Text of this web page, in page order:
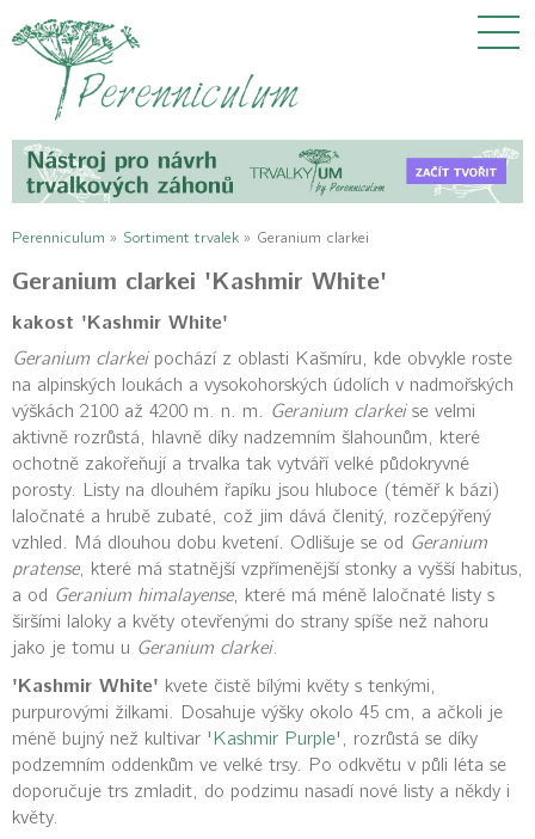
Perenniculum » Sortiment trvalek » Geranium clarkei
Geranium clarkei 'Kashmir White'
kakost 'Kashmir White'
Geranium clarkeipochází z oblasti Kašmíru, kde obvykle roste
na alpinských loukách a vysokohorských údolích v nadmořských
výškách 2100 až 4200 m. n. m. Geranium clarkeise velmi
aktivně rozrůstá, hlavně díky nadzemním šlahounům, které
ochotně zakořeňují a trvalka tak vytváří velké půdokryvné
porosty. Listy na dlouhém řapíku jsou hluboce (téměř k bázi)
laločnaté a hrubě zubaté, což jim dává členitý, rozčepýřený
vzhled. Má dlouhou dobu kvetení. Odlišuje se od Geranium
pratense, které má statnější vzpřímenější stonky a vyšší habitus,
a od Geranium himalayense, které má méně laločnaté listy s
širšími laloky a květy otevřenými do strany spíše než nahoru
jako je tomu u Geranium clarkei.
'Kashmir White' kvete čistě bílými květy s tenkými,
purpurovými žilkami. Dosahuje výšky okolo 45 cm, a ačkoli je
méně bujný než kultivar 'Kashmir Purple' , rozrůstá se díky
podzemním oddenkům ve velké trsy. Po odkvětu v půli léta se
doporučuje trs zmladit, do podzimu nasadí nové listy a někdy i
květy.